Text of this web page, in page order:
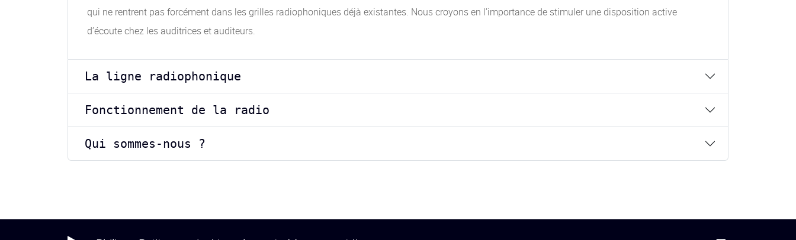
qui ne rentrent pas forcément dans les grilles radiophoniques déjà existantes. Nous croyons en l’importance de stimuler une disposition active
d’écoute chez les auditrices et auditeurs.
La ligne radiophonique
Fonctionnement de la radio
Qui sommes-nous ?